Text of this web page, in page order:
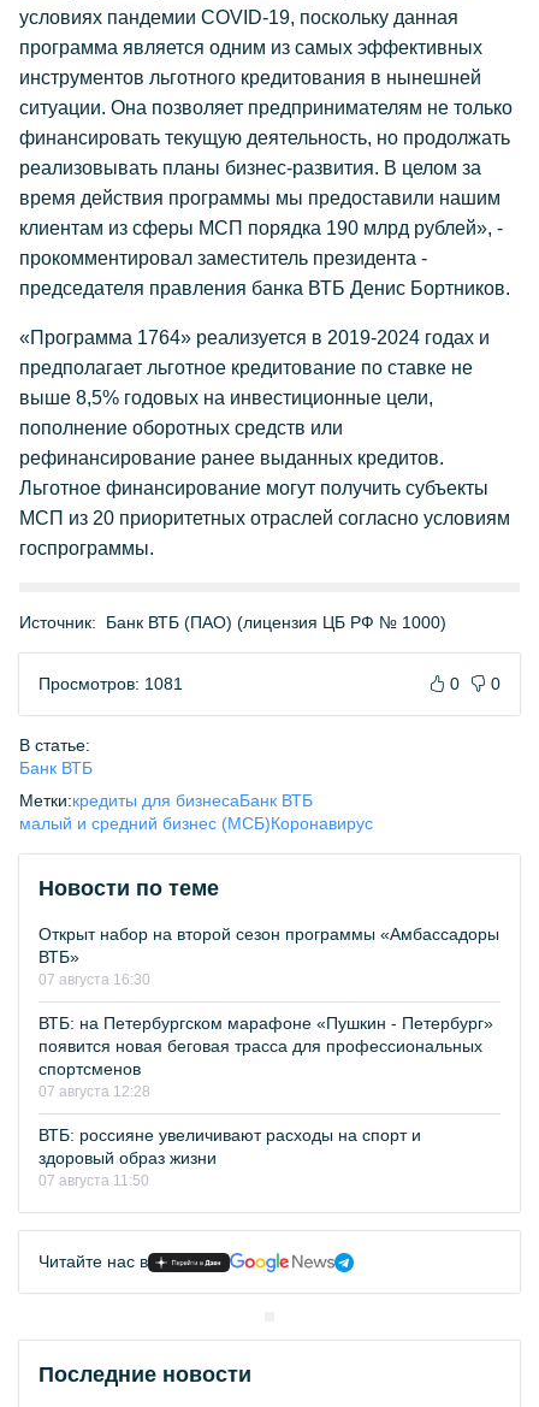
условиях пандемии COVID-19, поскольку данная
программа является одним из самых эффективных
инструментов льготного кредитования в нынешней
ситуации. Она позволяет предпринимателям не только
финансировать текущую деятельность, но продолжать
реализовывать планы бизнес-развития. В целом за
время действия программы мы предоставили нашим
клиентам из сферы МСП порядка 190 млрд рублей», -
прокомментировал заместитель президента -
председателя правления банка ВТБ Денис Бортников.
«Программа 1764» реализуется в 2019-2024 годах и
предполагает льготное кредитование по ставке не
выше 8,5% годовых на инвестиционные цели,
пополнение оборотных средств или
рефинансирование ранее выданных кредитов.
Льготное финансирование могут получить субъекты
МСП из 20 приоритетных отраслей согласно условиям
госпрограммы.
Источник: Банк ВТБ (ПАО) (лицензия ЦБ РФ № 1000)
Просмотров: 1081 0 0
В статье:
Банк ВТБ
Метки:кредиты для бизнесаБанк ВТБ
малый и средний бизнес (МСБ)Коронавирус
Новости по теме
Открыт набор на второй сезон программы «Амбассадоры
ВТБ»
07 августа 16:30
ВТБ: на Петербургском марафоне «Пушкин - Петербург»
появится новая беговая трасса для профессиональных
спортсменов
07 августа 12:28
ВТБ: россияне увеличивают расходы на спорт и
здоровый образ жизни
07 августа 11:50
Читайте нас в
Последние новости